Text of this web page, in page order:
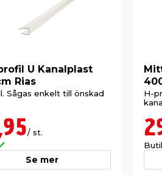
U Kanalplast
Rias
Sågas enkelt till önskad
/ st.
Se mer
H-